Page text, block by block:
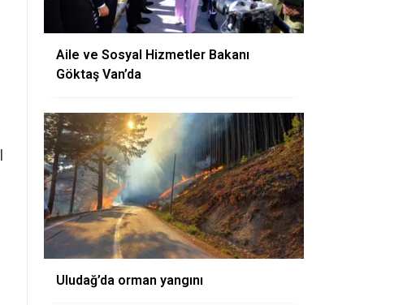
Aile ve Sosyal Hizmetler Bakanı
Göktaş Van’da
Uludağ’da orman yangını